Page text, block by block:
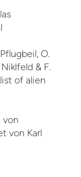
O.
& F.
of alien
von
von Karl